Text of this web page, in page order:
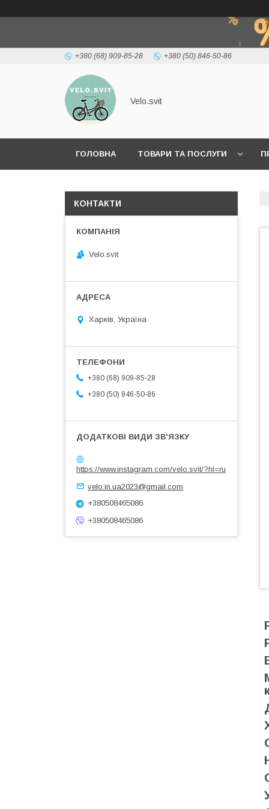
+380 (68) 909-85-28 +380 (50) 846-50-86
Velo.svit
ГОЛОВНА ТОВАРИ ТА ПОСЛУГИ
КОНТАКТИ
Velo.svit
Харків, Україна
+380 (68) 909-85-28
+380 (50) 846-50-86
https://www.instagram.com/velo.svit/?hl=ru
velo.in.ua2023@gmail.com
+380508465086
+380508465086